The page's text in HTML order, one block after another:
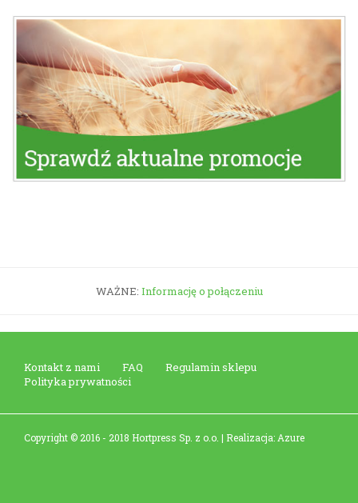
WAŻNE: Informację o połączeniu
Kontakt z nami FAQ
Regulamin sklepu
Polityka prywatności
Copyright © 2016 - 2018 Hortpress Sp. z o.o. | Realizacja: Azure